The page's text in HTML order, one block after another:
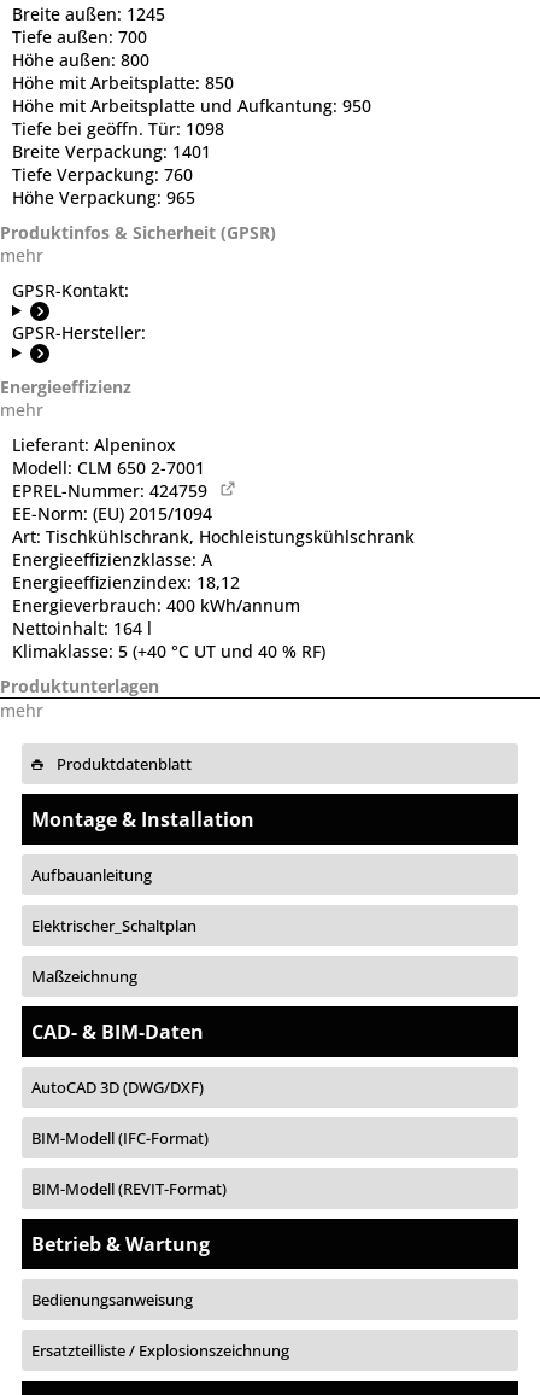
Breite außen: 1245
Tiefe außen: 700
Höhe außen: 800
Höhe mit Arbeitsplatte: 850
Höhe mit Arbeitsplatte und Aufkantung: 950
Tiefe bei geöffn. Tür: 1098
Breite Verpackung: 1401
Tiefe Verpackung: 760
Höhe Verpackung: 965
Produktinfos & Sicherheit (GPSR)
mehr
GPSR-Kontakt:
GPSR-Hersteller:
Energieeffizienz
mehr
Lieferant: Alpeninox
Modell: CLM 650 2-7001
EPREL-Nummer: 424759
EE-Norm: (EU) 2015/1094
Art: Tischkühlschrank, Hochleistungskühlschrank
Energieeffizienzklasse: A
Energieeffizienzindex: 18,12
Energieverbrauch: 400 kWh/annum
Nettoinhalt: 164 l
Klimaklasse: 5 (+40 °C UT und 40 % RF)
Produktunterlagen
mehr
Produktdatenblatt
Montage & Installation
Aufbauanleitung
Elektrischer_Schaltplan
Maßzeichnung
CAD- & BIM-Daten
AutoCAD 3D (DWG/DXF)
BIM-Modell (IFC-Format)
BIM-Modell (REVIT-Format)
Betrieb & Wartung
Bedienungsanweisung
Ersatzteilliste / Explosionszeichnung